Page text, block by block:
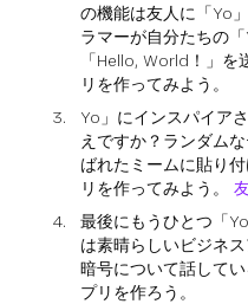
の機能は友人に「Yo
ラマーが自分たちの
「Hello, World！」
リを作ってみよう。
Yo」にインスパイア
えですか？ランダム
ばれたミームに貼り
リを作ってみよう。
最後にもうひとつ「
は素晴らしいビジネ
暗号について話して
プリを作ろう。